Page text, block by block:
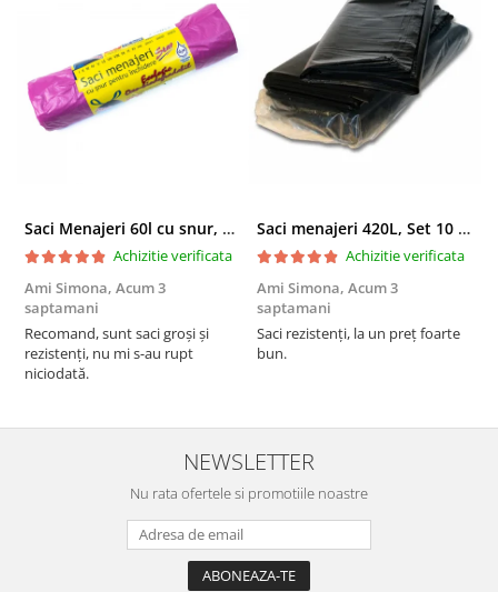
Saci Menajeri 60l cu snur, Roz, 10buc/rola
Achizitie verificata
Ami Simona, Acum 3
saptamani
Recomand, sunt saci groși și
rezistenți, nu mi s-au rupt
niciodată.
Saci menajeri 420L, Set 10 bucati
Achizitie verificata
Ami Simona, Acum 3
saptamani
Saci rezistenți, la un preț foarte
bun.
NEWSLETTER
Nu rata ofertele si promotiile noastre